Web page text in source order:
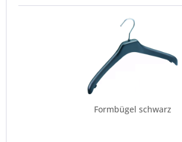
Formbügel schwarz